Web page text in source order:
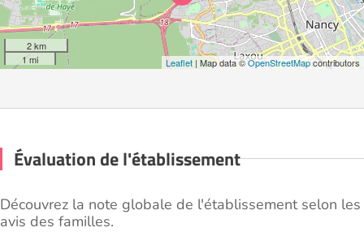
2 km
1 mi
Leaflet | Map data ©OpenStreetMapcontributors
Évaluation de l'établissement
Découvrez la note globale de l'établissement selon les
avis des familles.